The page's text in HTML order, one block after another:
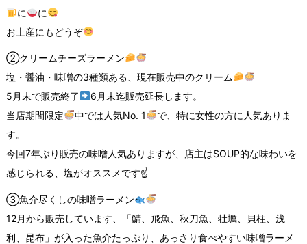
に
に
お土産にもどうぞ
②クリームチーズラーメン
塩・醤油・味噌の3種類ある、現在販売中のクリーム
5月末で販売終了
6月末迄販売延長します。
当店期間限定
中では人気No. 1
で、特に女性の方に人気ありま
す。
今回7年ぶり販売の味噌人気ありますが、店主はSOUP的な味わいを
感じられる、塩がオススメです☝️
③魚介尽くしの味噌ラーメン
12月から販売しています、「鯖、飛魚、秋刀魚、牡蠣、貝柱、浅
利、昆布」が入った魚介たっぷり、あっさり食べやすい味噌ラーメ